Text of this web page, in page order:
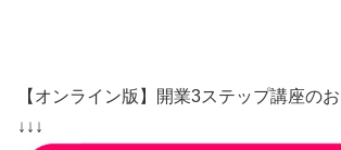
【オンライン版】開業3ステップ講座の
↓↓↓